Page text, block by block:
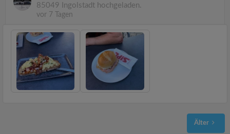
85049 Ingolstadt hochgeladen.
vor 7 Tagen
Älter